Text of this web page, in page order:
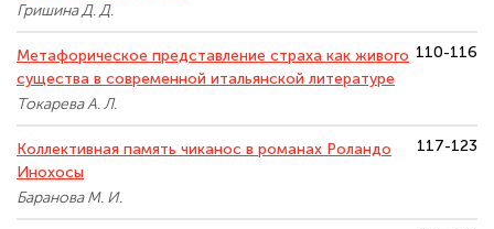
Гришина Д. Д.
Метафорическое представление страха как живого
существа в современной итальянской литературе
Токарева А. Л.
110-116
Коллективная память чиканос в романах Роландо
Инохосы
Баранова М. И.
117-123